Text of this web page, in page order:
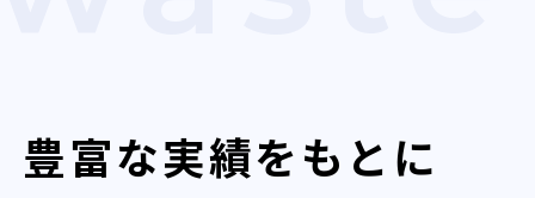
豊富な実績をもとに